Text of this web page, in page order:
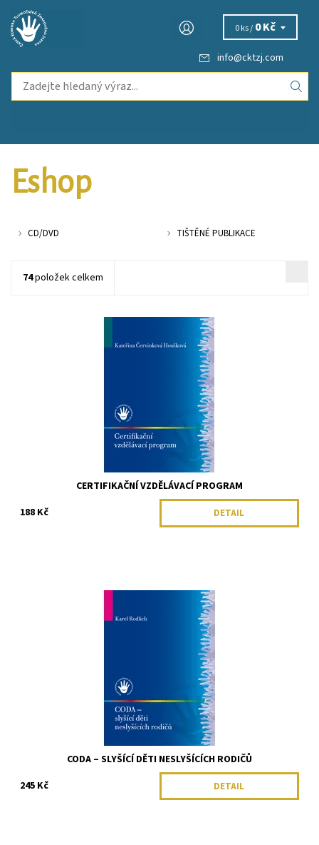
info@cktzj.com
0 ks / 0 Kč
Eshop
CD/DVD TIŠTĚNÉ PUBLIKACE
74položek celkem
CERTIFIKAČNÍ VZDĚLÁVACÍ PROGRAM
188 Kč
DETAIL
CODA – SLYŠÍCÍ DĚTI NESLYŠÍCÍCH RODIČŮ
245 Kč
DETAIL